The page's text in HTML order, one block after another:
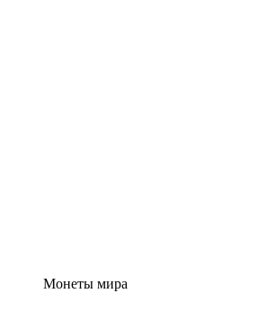
Монеты мира